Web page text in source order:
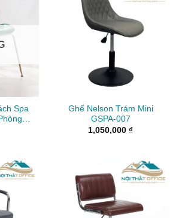
Spa
Ghế Nelson Trám Mini
GSPA-007
1,050,000 ₫